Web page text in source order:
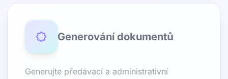
Generování dokumentů
Generujte předávací a administrativní